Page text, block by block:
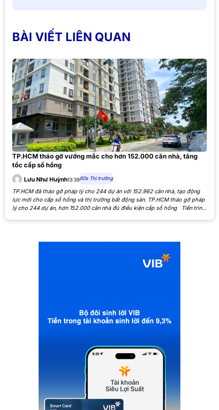
BÀI VIẾT LIÊN QUAN
TP.HCM tháo gỡ vướng mắc cho hơn 152.000 căn nhà, tăng
tốc cấp sổ hồng
Lưu Như Huỳnh13:3960s Thị trường
TP.HCM đã tháo gỡ pháp lý cho 244 dự án với 152.962 căn nhà, tạo động
lực mới cho cấp sổ hồng và thị trường bất động sản. TP.HCM tháo gỡ pháp
lý cho 244 dự án, hơn 152.000 căn nhà đủ điều kiện cấp sổ hồng Tiến trình